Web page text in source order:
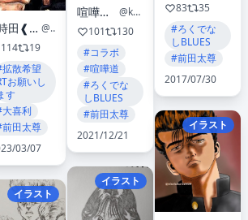
R時田❰おぱん亭一丁❱メン教第三十九茹で場ﾃﾝｶ・ｲｯﾋﾟﾝ
@wTCZIiZAj79IcfC
114
19
散希望
お願いし
す
喜利
田太尊
03/07
イラスト
喧嘩道 -全國不良番付-
@kenkadoinfo
101
130
#コラボ
#喧嘩道
#ろくでな
しBLUES
#前田太尊
2021/12/21
イラスト
83
35
#ろくでな
しBLUES
#前田太尊
2017/07/30
イラスト